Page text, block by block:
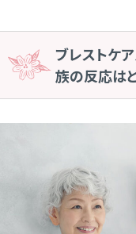
ブレストケ
族の反応は